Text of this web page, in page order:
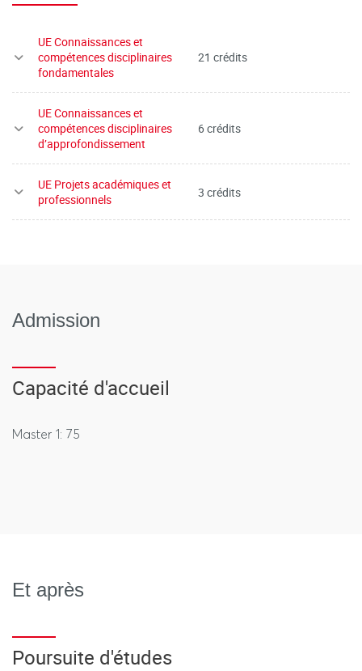
UE Connaissances et
compétences disciplinaires
fondamentales
21 crédits
UE Connaissances et
compétences disciplinaires
d’approfondissement
6 crédits
UE Projets académiques et
professionnels
3 crédits
Admission
Capacité d'accueil
Master 1: 75
Et après
Poursuite d'études